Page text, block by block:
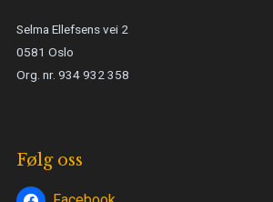
Selma Ellefsens vei 2
0581 Oslo
Org. nr. 934 932 358
Følg oss